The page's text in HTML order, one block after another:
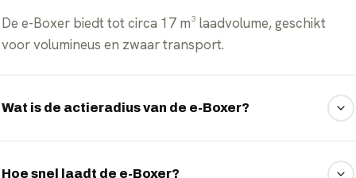
De e-Boxer biedt tot circa 17 m³ laadvolume, geschikt
voor volumineus en zwaar transport.
Wat is de actieradius van de e-Boxer?
lading dankzij het 110 kWh accupakket.
Hoe snel laadt de e-Boxer?